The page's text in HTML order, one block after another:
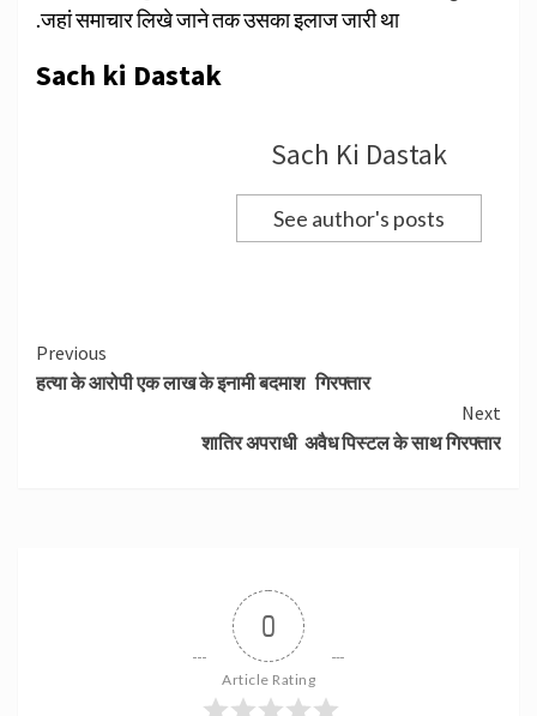
.जहां समाचार लिखे जाने तक उसका इलाज जारी था
Sach ki Dastak
Sach Ki Dastak
See author's posts
Continue
Reading
Previous
हत्या के आरोपी एक लाख के इनामी बदमाश गिरफ्तार
Next
शातिर अपराधी अवैध पिस्टल के साथ गिरफ्तार
0
Article Rating